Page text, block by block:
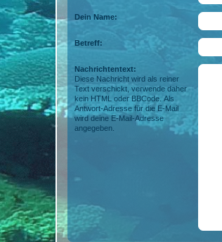
Dein Name:
Betreff:
Nachrichtentext:
Diese Nachricht wird als reiner
Text verschickt, verwende daher
kein HTML oder BBCode. Als
Antwort-Adresse für die E-Mail
wird deine E-Mail-Adresse
angegeben.